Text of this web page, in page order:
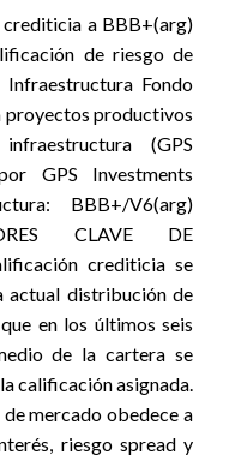
a BBB+(arg)
de riesgo de
Fondo
proyectos productivos
(GPS
GPS Investments
BBB+/V6(arg)
CLAVE DE
crediticia se
actual distribución de
en los últimos seis
de la cartera se
calificación asignada.
mercado obedece a
riesgo spread y